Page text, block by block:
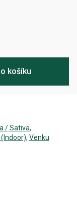
košíku
/ Sativa,
, Venku